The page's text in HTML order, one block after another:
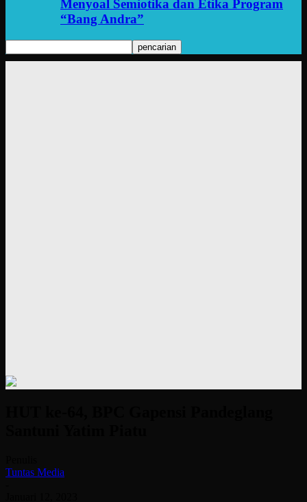
Menyoal Semiotika dan Etika Program
“Bang Andra”
Tuntas Media